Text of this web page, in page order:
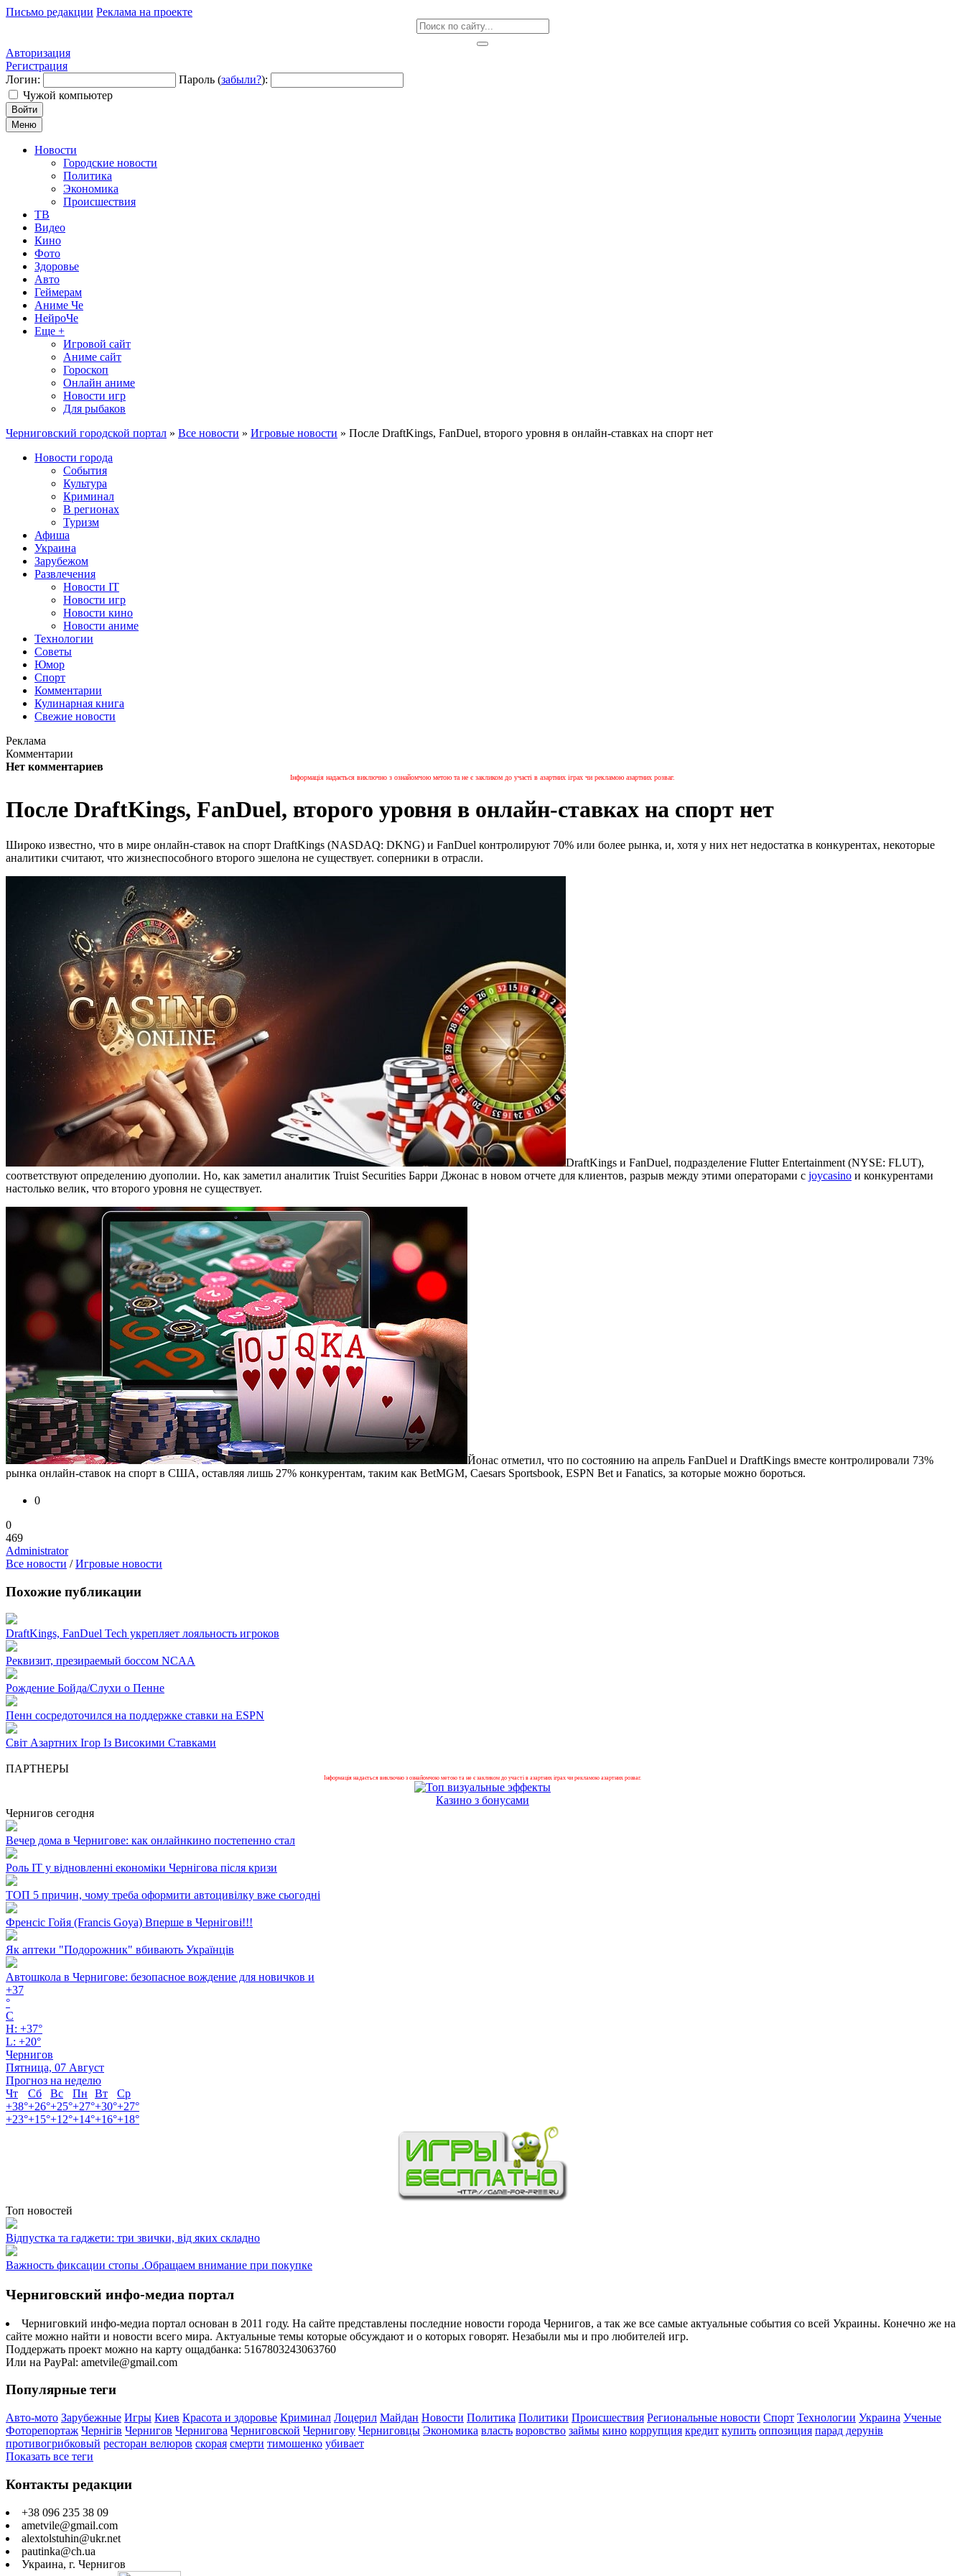
Письмо редакции Реклама на проекте
Авторизация
Регистрация
Логин:
Пароль (забыли?):
Чужой компьютер
Войти
Меню
Новости
Городские новости
Политика
Экономика
Происшествия
ТВ
Видео
Кино
Фото
Здоровье
Авто
Геймерам
Аниме Че
НейроЧе
Еще +
Игровой сайт
Аниме сайт
Гороскоп
Онлайн аниме
Новости игр
Для рыбаков
Черниговский городской портал » Все новости » Игровые новости » После DraftKings, FanDuel, второго уровня в онлайн-ставках на спорт нет
Новости города
События
Культура
Криминал
В регионах
Туризм
Афиша
Украина
Зарубежом
Развлечения
Новости IT
Новости игр
Новости кино
Новости аниме
Технологии
Советы
Юмор
Спорт
Комментарии
Кулинарная книга
Свежие новости
Реклама
Комментарии
Нет комментариев
Інформація надається виключно з ознайомчою метою та не є закликом до участі в азартних іграх чи рекламою азартних розваг.
После DraftKings, FanDuel, второго уровня в онлайн-ставках на спорт нет
Широко известно, что в мире онлайн-ставок на спорт DraftKings (NASDAQ: DKNG) и FanDuel контролируют 70% или более рынка, и, хотя у них нет недостатка в конкурентах, некоторые
аналитики считают, что жизнеспособного второго эшелона не существует. соперники в отрасли.
DraftKings и FanDuel, подразделение Flutter Entertainment (NYSE: FLUT),
соответствуют определению дуополии. Но, как заметил аналитик Truist Securities Барри Джонас в новом отчете для клиентов, разрыв между этими операторами с joycasino и конкурентами
настолько велик, что второго уровня не существует.
Йонас отметил, что по состоянию на апрель FanDuel и DraftKings вместе контролировали 73%
рынка онлайн-ставок на спорт в США, оставляя лишь 27% конкурентам, таким как BetMGM, Caesars Sportsbook, ESPN Bet и Fanatics, за которые можно бороться.
0
0
469
Administrator
Все новости /Игровые новости
Похожие публикации
DraftKings, FanDuel Tech укрепляет лояльность игроков
Реквизит, презираемый боссом NCAA
Рождение Бойда/Слухи о Пенне
Пенн сосредоточился на поддержке ставки на ESPN
Світ Азартних Ігор Із Високими Ставками
ПАРТНЕРЫ
Інформація надається виключно з ознайомчою метою та не є закликом до участі в азартних іграх чи рекламою азартних розваг.
Казино з бонусами
Чернигов сегодня
Вечер дома в Чернигове: как онлайнкино постепенно стал
Роль ІТ у відновленні економіки Чернігова після кризи
ТОП 5 причин, чому треба оформити автоцивілку вже сьогодні
Френсіс Гойя (Francis Goya) Вперше в Чернігові!!!
Як аптеки "Подорожник" вбивають Українців
Автошкола в Чернигове: безопасное вождение для новичков и
+37
°
C
H: +37°
L: +20°
Чернигов
Пятница, 07 Август
Прогноз на неделю
Чт
Сб Вс Пн Вт
Ср
+38°+26°+25°+27°+30°+27°
+23°+15°+12°+14°+16°+18°
Топ новостей
Відпустка та гаджети: три звички, від яких складно
Важность фиксации стопы .Обращаем внимание при покупке
Черниговский инфо-медиа портал
Черниговкий инфо-медиа портал основан в 2011 году. На сайте представлены последние новости города Чернигов, а так же все самые актуальные события со всей Украины. Конечно же на
сайте можно найти и новости всего мира. Актуальные темы которые обсуждают и о которых говорят. Незабыли мы и про любителей игр.
Поддержать проект можно на карту ощадбанка: 5167803243063760
Или на PayPal: ametvile@gmail.com
Популярные теги
Авто-мото Зарубежные Игры Киев Красота и здоровье Криминал Лоцерил Майдан Новости Политика Политики Происшествия Региональные новости Спорт Технологии Украина Ученые
Фоторепортаж Чернігів Чернигов Чернигова Черниговской Чернигову Черниговцы Экономика власть воровство займы кино коррупция кредит купить оппозиция парад дерунів
противогрибковый ресторан велюров скорая смерти тимошенко убивает
Показать все теги
Контакты редакции
+38 096 235 38 09
ametvile@gmail.com
alextolstuhin@ukr.net
pautinka@ch.ua
Украина, г. Чернигов